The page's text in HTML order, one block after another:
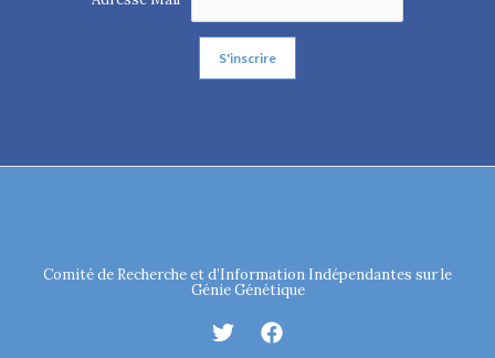
Comité de Recherche et d’Information Indépendantes sur le
Génie Génétique